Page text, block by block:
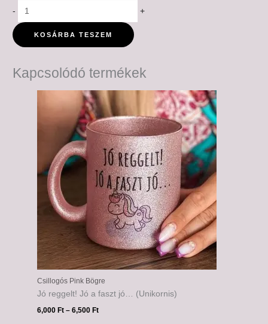
- +
KOSÁRBA TESZEM
Kapcsolódó termékek
Csillogós Pink Bögre
Jó reggelt! Jó a faszt jó… (Unikornis)
6,000 Ft – 6,500 Ft
6,000 Ft
-
6,500 Ft